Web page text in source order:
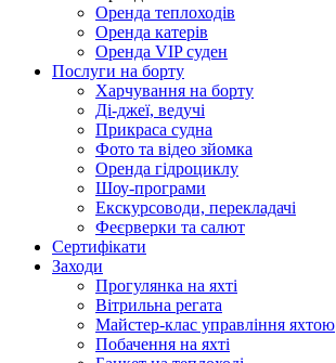
Оренда теплоходів
Оренда катерів
Оренда VIP суден
Послуги на борту
Харчування на борту
Ді-джеї, ведучі
Прикраса судна
Фото та відео зйомка
Оренда гідроциклу
Шоу-програми
Екскурсоводи, перекладачі
Феєрверки та салют
Сертифікати
Заходи
Прогулянка на яхті
Вітрильна регата
Майстер-клас управління яхтою
Побачення на яхті